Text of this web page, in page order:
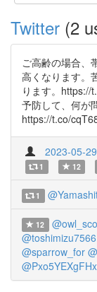
Twitter (2
ご高齢の場合、
高くなります。
ります。https://
予防して、何が
https://t.co/
2023-05-
1 12
1
12
@toshimizu7566
@sparrow_for